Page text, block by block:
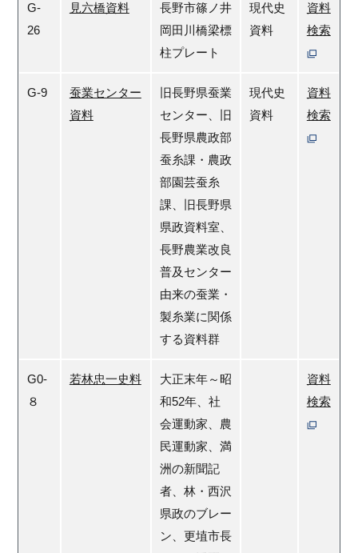
G-
26
見六橋資料
長野市篠ノ井
岡田川橋梁標
柱プレート
現代史
資料
資料
検索
G-9
蚕業センター
資料
旧長野県蚕業
センター、旧
長野県農政部
蚕糸課・農政
部園芸蚕糸
課、旧長野県
県政資料室、
長野農業改良
普及センター
由来の蚕業・
製糸業に関係
する資料群
現代史
資料
資料
検索
G0-
８
若林忠一史料
大正末年～昭
和52年、社
会運動家、農
民運動家、満
洲の新聞記
者、林・西沢
県政のブレー
ン、更埴市長
資料
検索